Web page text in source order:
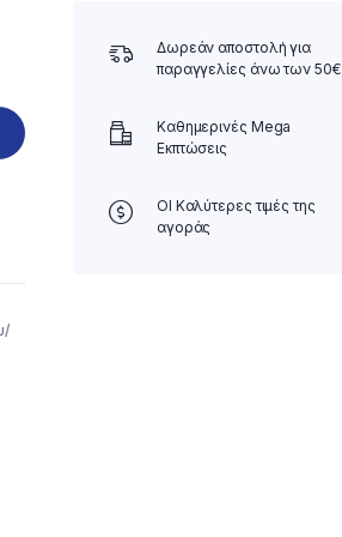
Δωρεάν αποστολή για
παραγγελίες άνω των 50€
Καθημερινές Mega
Εκπτώσεις
ΟΙ Καλύτερες τιμές της
αγοράς